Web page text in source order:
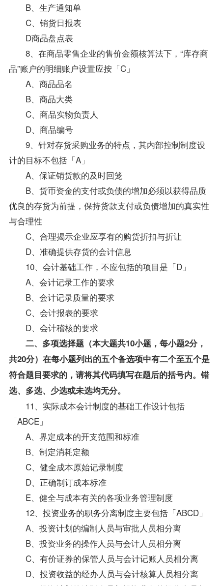
B、生产通知单
C、销货日报表
D商品盘点表
8、在商品零售企业的售价金额核算法下，“库存商
品”账户的明细账户设置应按「C」
A、商品品名
B、商品大类
C、商品实物负责人
D、商品编号
9、针对存货采购业务的特点，其内部控制制度设
计的目标不包括「A」
A、保证销货款的及时回笼
B、货币资金的支付或负债的增加必须以获得品质
优良的存货为前提，保持货款支付或负债增加的真实性
与合理性
C、合理揭示企业应享有的购货折扣与折让
D、准确提供存货的会计信息
10、会计基础工作，不应包括的项目是「D」
A、会计记录工作的要求
B、会计记录质量的要求
C、会计报表的要求
D、会计稽核的要求
二、多项选择题（本大题共10小题，每小题2分，
共20分）在每小题列出的五个备选项中有二个至五个是
符合题目要求的，请将其代码填写在题后的括号内。错
选、多选、少选或未选均无分。
11、实际成本会计制度的基础工作设计包括
「ABCE」
A、界定成本的开支范围和标准
B、制定消耗定额
C、健全成本原始记录制度
D、正确制订成本标准
E、健全与成本有关的各项业务管理制度
12、投资业务的职务分离制度主要包括「ABCD」
A、投资计划的编制人员与审批人员相分离
B、投资业务的操作人员与会计人员相分离
C、有价证券的保管人员与会计记账人员相分离
D、投资收益的经办人员与会计核算人员相分离